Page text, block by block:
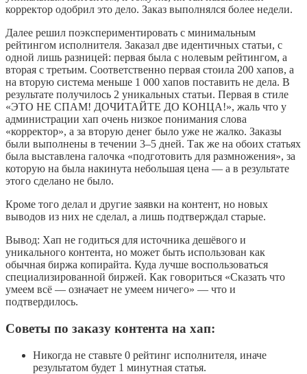
корректор одобрил это дело. Заказ выполнялся более недели.
Далее решил поэкспериментировать с минимальным
рейтингом исполнителя. Заказал две идентичных статьи, с
одной лишь разницей: первая была с нолевым рейтингом, а
вторая с третьим. Соответственно первая стоила 200 хапов, а
на вторую система меньше 1 000 хапов поставить не дела. В
результате получилось 2 уникальных статьи. Первая в стиле
«ЭТО НЕ СПАМ! ДОЧИТАЙТЕ ДО КОНЦА!», жаль что у
администрации хап очень низкое понимания слова
«корректор», а за вторую денег было уже не жалко. Заказы
были выполнены в течении 3–5 дней. Так же на обоих статьях
была выставлена галочка «подготовить для размножения», за
которую на была накинута небольшая цена — а в результате
этого сделано не было.
Кроме того делал и другие заявки на контент, но новых
выводов из них не сделал, а лишь подтверждал старые.
Вывод: Хап не годиться для источника дешёвого и
уникального контента, но может быть использован как
обычная биржа копирайта. Куда лучше воспользоваться
специализированной биржей. Как говориться «Сказать что
умеем всё — означает не умеем ничего» — что и
подтвердилось.
Советы по заказу контента на хап:
Никогда не ставьте 0 рейтинг исполнителя, иначе
результатом будет 1 минутная статья.